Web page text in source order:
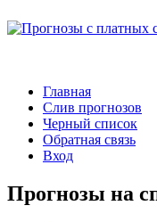
к
Главная
Слив прогнозов
Черный список
Обратная связь
Вход
Прогнозы на